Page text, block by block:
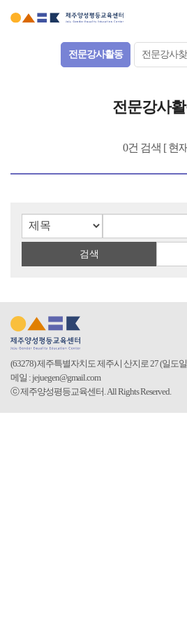
바로가기
서브컨텐츠
전문강사활동 전문강사찾
전문강사
0건 검색 [ 현
검색
(63278) 제주특별자치도 제주시 산지로 27 (일도
메일 : jejuegen@gmail.com
ⓒ 제주양성평등교육센터. All Rights Reserved.